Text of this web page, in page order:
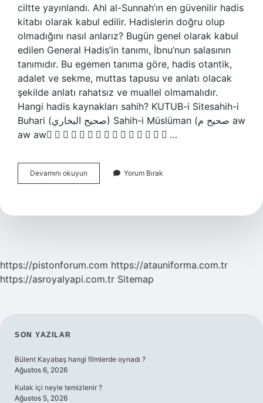
ciltte yayınlandı. Ahl al-Sunnah’ın en güvenilir hadis
kitabı olarak kabul edilir. Hadislerin doğru olup
olmadığını nasıl anlarız? Bugün genel olarak kabul
edilen General Hadis’in tanımı, İbnu’nun salasının
tanımıdır. Bu egemen tanıma göre, hadis otantik,
adalet ve sekme, muttas tapusu ve anlatı olacak
şekilde anlatı rahatsız ve muallel olmamalıdır.
Hangi hadis kaynakları sahih? KUTUB-i Sitesahih-i
Buhari (صحيح البخاري) Sahih-i Müslüman (صحيح م aw
aw aw ُ ُ ُ ُ ُ ُ ُ ُ ُ ُ ُ ُ ُ ُ ُ…
Devamını okuyun
Hadis
Yorum Bırak
https://pistonforum.com https://atauniforma.com.tr
https://asroyalyapi.com.tr Sitemap
SIDEBAR
SON YAZILAR
Bülent Kayabaş hangi filmlerde oynadı ?
Ağustos 6, 2026
Kulak içi neyle temizlenir ?
Ağustos 5, 2026